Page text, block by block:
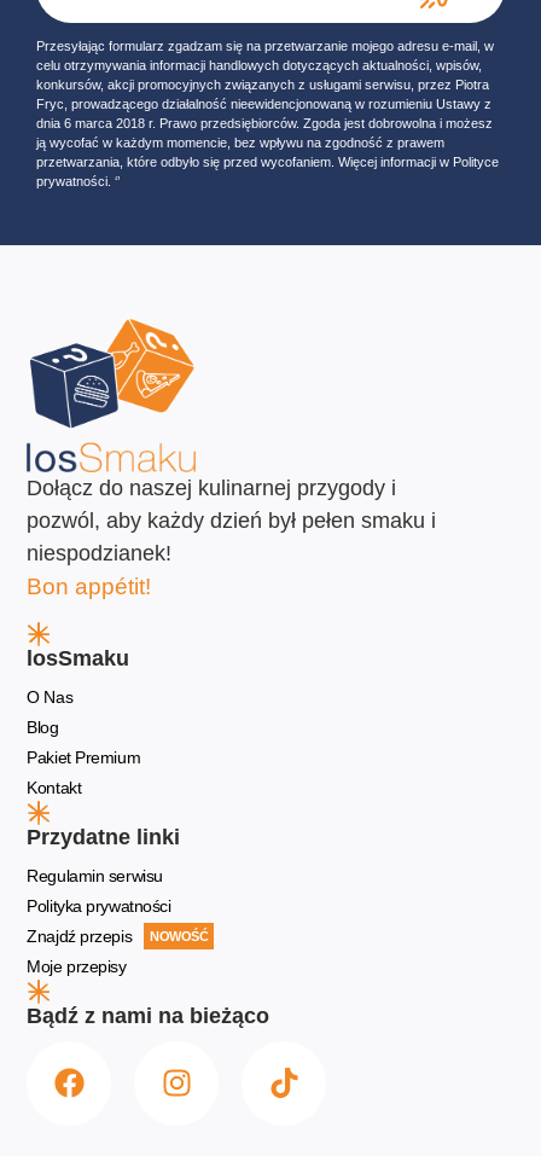
Przesyłając formularz zgadzam się na przetwarzanie mojego adresu e-mail, w
celu otrzymywania informacji handlowych dotyczących aktualności, wpisów,
konkursów, akcji promocyjnych związanych z usługami serwisu, przez Piotra
Fryc, prowadzącego działalność nieewidencjonowaną w rozumieniu Ustawy z
dnia 6 marca 2018 r. Prawo przedsiębiorców. Zgoda jest dobrowolna i możesz
ją wycofać w każdym momencie, bez wpływu na zgodność z prawem
przetwarzania, które odbyło się przed wycofaniem. Więcej informacji w Polityce
prywatności. ‘’
Dołącz do naszej kulinarnej przygody i
pozwól, aby każdy dzień był pełen smaku i
niespodzianek!
Bon appétit!
losSmaku
O Nas
Blog
Pakiet Premium
Kontakt
Przydatne linki
Regulamin serwisu
Polityka prywatności
Znajdź przepis
NOWOŚĆ
Moje przepisy
Bądź z nami na bieżąco